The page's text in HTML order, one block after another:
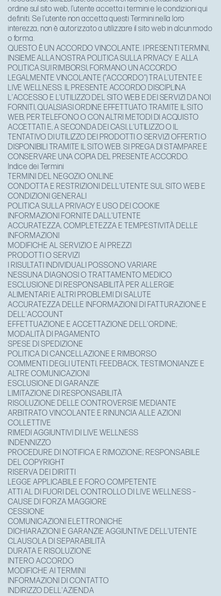
ordine sul sito web, l’utente accetta i termini e le condizioni qui
definiti. Se l’utente non accetta questi Termini nella loro
interezza, non è autorizzato a utilizzare il sito web in alcun modo
o forma.
QUESTO È UN ACCORDO VINCOLANTE. I PRESENTI TERMINI,
INSIEME ALLA NOSTRAPOLITICA SULLA PRIVACY E ALLA
POLITICA SUI RIMBORSI, FORMANO UN ACCORDO
LEGALMENTE VINCOLANTE ("ACCORDO") TRA L’UTENTE E
LIVE WELLNESS. IL PRESENTE ACCORDO DISCIPLINA
L'ACCESSO E L'UTILIZZO DEL SITO WEB E DEI SERVIZI DA NOI
FORNITI, QUALSIASI ORDINE EFFETTUATO TRAMITE IL SITO
WEB, PER TELEFONO O CON ALTRI METODI DI ACQUISTO
ACCETTATI E, A SECONDA DEI CASI, L'UTILIZZO O IL
TENTATIVO DI UTILIZZO DEI PRODOTTI O SERVIZI OFFERTI O
DISPONIBILI TRAMITE IL SITO WEB. SI PREGA DI STAMPARE E
CONSERVARE UNA COPIA DEL PRESENTE ACCORDO.
Indice dei Termini
TERMINI DEL NEGOZIO ONLINE
CONDOTTA E RESTRIZIONI DELL'UTENTE SUL SITO WEB E
CONDIZIONI GENERALI
POLITICA SULLA PRIVACY E USO DEI COOKIE
INFORMAZIONI FORNITE DALL'UTENTE
ACCURATEZZA, COMPLETEZZA E TEMPESTIVITÀ DELLE
INFORMAZIONI
MODIFICHE AL SERVIZIO E AI PREZZI
PRODOTTI O SERVIZI
I RISULTATI INDIVIDUALI POSSONO VARIARE
NESSUNA DIAGNOSI O TRATTAMENTO MEDICO
ESCLUSIONE DI RESPONSABILITÀ PER ALLERGIE
ALIMENTARI E ALTRI PROBLEMI DI SALUTE
ACCURATEZZA DELLE INFORMAZIONI DI FATTURAZIONE E
DELL'ACCOUNT
EFFETTUAZIONE E ACCETTAZIONE DELL'ORDINE;
MODALITÀ DI PAGAMENTO
SPESE DI SPEDIZIONE
POLITICA DI CANCELLAZIONE E RIMBORSO
COMMENTI DEGLI UTENTI, FEEDBACK, TESTIMONIANZE E
ALTRE COMUNICAZIONI
ESCLUSIONE DI GARANZIE
LIMITAZIONE DI RESPONSABILITÀ
RISOLUZIONE DELLE CONTROVERSIE MEDIANTE
ARBITRATO VINCOLANTE E RINUNCIA ALLE AZIONI
COLLETTIVE
RIMEDI AGGIUNTIVI DI LIVE WELLNESS
INDENNIZZO
PROCEDURE DI NOTIFICA E RIMOZIONE; RESPONSABILE
DEL COPYRIGHT
RISERVA DEI DIRITTI
LEGGE APPLICABILE E FORO COMPETENTE
ATTI AL DI FUORI DEL CONTROLLO DI LIVE WELLNESS –
CAUSE DI FORZA MAGGIORE
CESSIONE
COMUNICAZIONI ELETTRONICHE
DICHIARAZIONI E GARANZIE AGGIUNTIVE DELL'UTENTE
CLAUSOLA DI SEPARABILITÀ
DURATA E RISOLUZIONE
INTERO ACCORDO
MODIFICHE AI TERMINI
INFORMAZIONI DI CONTATTO
INDIRIZZO DELL'AZIENDA